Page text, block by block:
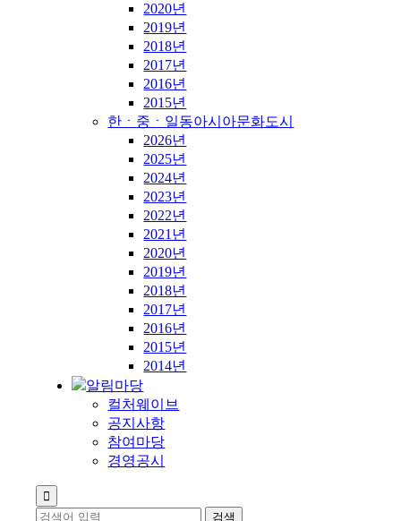
2020년
2019년
2018년
2017년
2016년
2015년
한ㆍ중ㆍ일동아시아문화도시
2026년
2025년
2024년
2023년
2022년
2021년
2020년
2019년
2018년
2017년
2016년
2015년
2014년
알림마당
컬처웨이브
공지사항
참여마당
경영공시
